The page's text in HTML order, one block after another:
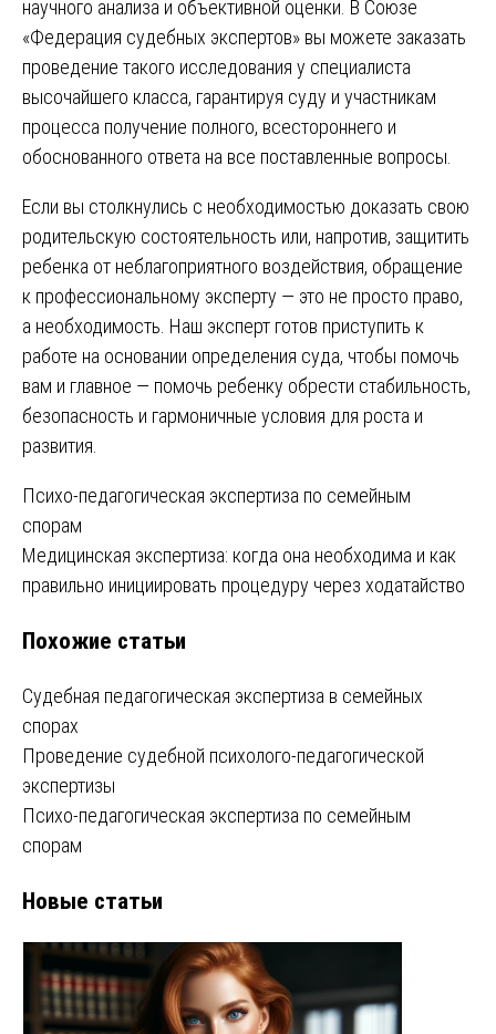
научного анализа и объективной оценки. В Союзе
«Федерация судебных экспертов» вы можете заказать
проведение такого исследования у специалиста
высочайшего класса, гарантируя суду и участникам
процесса получение полного, всестороннего и
обоснованного ответа на все поставленные вопросы.
Если вы столкнулись с необходимостью доказать свою
родительскую состоятельность или, напротив, защитить
ребенка от неблагоприятного воздействия, обращение
к профессиональному эксперту — это не просто право,
а необходимость. Наш эксперт готов приступить к
работе на основании определения суда, чтобы помочь
вам и главное — помочь ребенку обрести стабильность,
безопасность и гармоничные условия для роста и
развития.
Навигация
по
записям
Психо-педагогическая экспертиза по семейным
спорам
Медицинская экспертиза: когда она необходима и как
правильно инициировать процедуру через ходатайство
Похожие статьи
Судебная педагогическая экспертиза в семейных
спорах
Проведение судебной психолого-педагогической
экспертизы
Психо-педагогическая экспертиза по семейным
спорам
Новые статьи